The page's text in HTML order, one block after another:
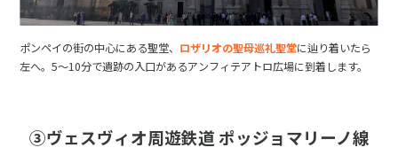
ポンペイの街の中心にある聖堂、 ロザリオの聖母巡礼聖堂に辿り着いたら
左へ。5～10分で遺跡の入口があるアンフィテアトロ広場に到着します。
③ヴェスヴィオ周遊鉄道 ポッジョマリーノ線